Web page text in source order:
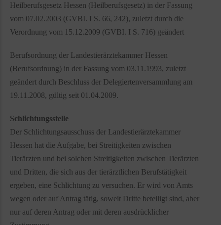
Heilberufsgesetz Hessen (Heilberufsgesetz) in der Fassung
vom 07.02.2003 (GVBI. I S. 66, 242), zuletzt durch die
Verordnung vom 15.12.2009 (GVBI. I S. 716) geändert
Berufsordnung der Landestierärztekammer Hessen
(Berufsordnung) in der Fassung vom 03.11.1993, zuletzt
geändert durch Beschluss der Delegiertenversammlung am
19.11.2008, gültig seit 01.04.2009.
Schlichtungsstelle
Der Schlichtungsausschuss der Landestierärztekammer
Hessen hat die Aufgabe, bei Streitigkeiten zwischen
Tierärzten und bei solchen Streitigkeiten zwischen Tierärzten
und Dritten, die sich aus der tierärztlichen Berufstätigkeit
ergeben, eine Schlichtung zu versuchen. Er wird von Amts
wegen oder auf Antrag tätig, soweit Dritte beteiligt sind, aber
nur auf deren Antrag oder mit deren ausdrücklicher